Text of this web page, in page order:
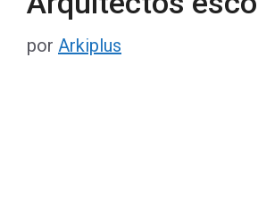
por Arkiplus